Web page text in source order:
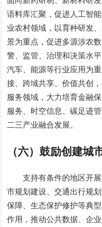
语料库汇聚，促进人工智
业农村领域，以育种研发
景为重点，促进多源涉农
警、监管、治理和决策水
汽车、能源等行业应用为
接、跨域共享、价值共创
服务领域，大力培育金融
服务、时空信息、碳足迹
二三产业融合发展。
（六）鼓励创建城
支持有条件的地区开
市规划建设、交通出行规
保障、生态保护修护等典
作用，推动公共数据、企